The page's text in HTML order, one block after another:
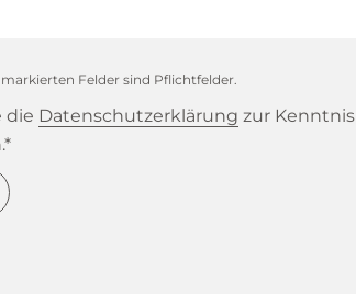
Felder sind Pflichtfelder.
die Datenschutzerklärung zur Kenntnis